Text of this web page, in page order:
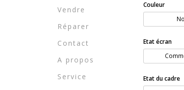
Vendre
Réparer
Contact
A propos
Service
Couleur
Etat écran
Etat du cadre